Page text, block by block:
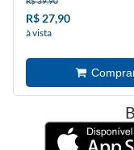
R$ 27,90
à vista